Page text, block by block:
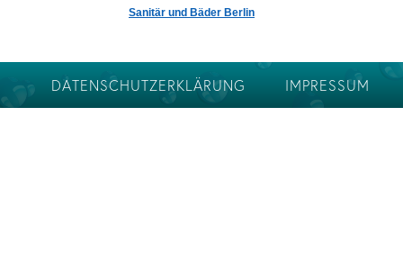
Sanitär und Bäder Berlin
DATENSCHUTZERKLÄRUNG IMPRESSUM